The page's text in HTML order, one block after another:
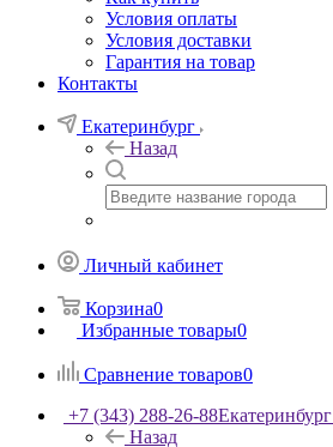
Условия оплаты
Условия доставки
Гарантия на товар
Контакты
Екатеринбург
Назад
Личный кабинет
Корзина0
Избранные товары0
Сравнение товаров0
+7 (343) 288-26-88Екатеринбург
Назад